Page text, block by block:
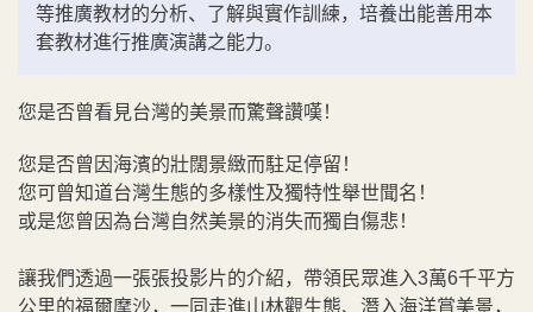
等推廣教材的分析、了解與實作訓練，培養出能善用本
套教材進行推廣演講之能力。
您是否曾看見台灣的美景而驚聲讚嘆！
您是否曾因海濱的壯闊景緻而駐足停留！
您可曾知道台灣生態的多樣性及獨特性舉世聞名！
或是您曾因為台灣自然美景的消失而獨自傷悲！
讓我們透過一張張投影片的介紹，帶領民眾進入3萬6千平方
公里的福爾摩沙，一同走進山林觀生態、潛入海洋賞美景，